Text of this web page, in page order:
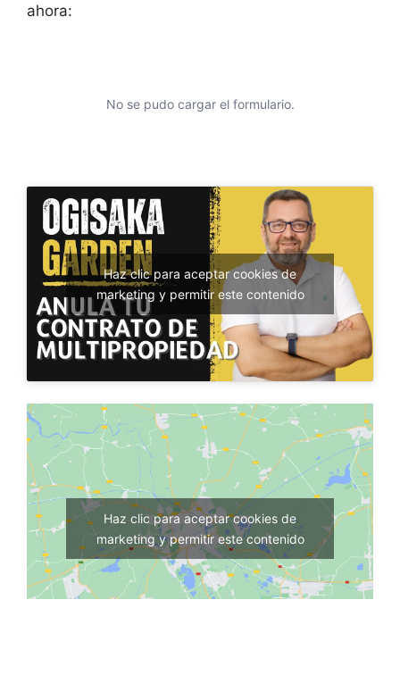
ahora:
No se pudo cargar el formulario.
Haz clic para aceptar cookies de
marketing y permitir este contenido
Haz clic para aceptar cookies de
marketing y permitir este contenido